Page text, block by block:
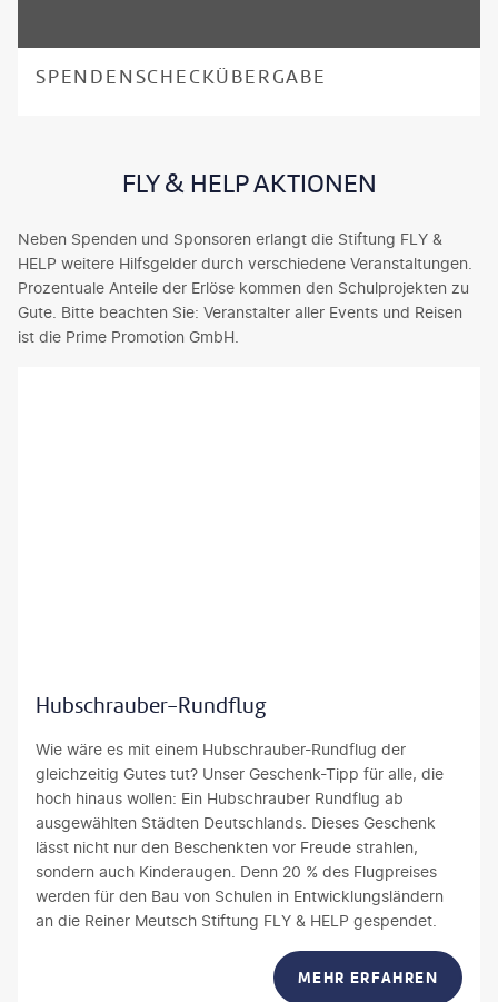
SPENDENSCHECKÜBERGABE
FLY & HELP AKTIONEN
Neben Spenden und Sponsoren erlangt die Stiftung FLY &
HELP weitere Hilfsgelder durch verschiedene Veranstaltungen.
Prozentuale Anteile der Erlöse kommen den Schulprojekten zu
Gute. Bitte beachten Sie: Veranstalter aller Events und Reisen
ist die Prime Promotion GmbH.
Hubschrauber-Rundflug
Wie wäre es mit einem Hubschrauber-Rundflug der
gleichzeitig Gutes tut? Unser Geschenk-Tipp für alle, die
hoch hinaus wollen: Ein Hubschrauber Rundflug ab
ausgewählten Städten Deutschlands. Dieses Geschenk
lässt nicht nur den Beschenkten vor Freude strahlen,
sondern auch Kinderaugen. Denn 20 % des Flugpreises
werden für den Bau von Schulen in Entwicklungsländern
an die Reiner Meutsch Stiftung FLY & HELP gespendet.
MEHR ERFAHREN